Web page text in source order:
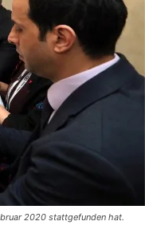
2020 stattgefunden hat.